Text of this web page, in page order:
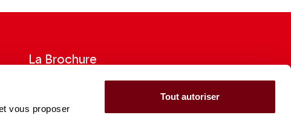
vous proposer
Tout autoriser
La Brochure
Consultez la Brochure 2026-27